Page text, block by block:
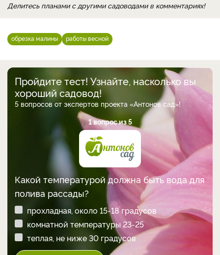
Делитесь планами с другими садоводами в комментариях!
обрезка малины работы весной
Пройдите тест! Узнайте, насколько вы
хороший садовод!
5 вопросов от экспертов проекта «Антонов сад»!
1 вопрос из 5
Какой температурой должна быть вода для
полива рассады?
прохладная, около 15-18 градусов
комнатной температуры 23-25
теплая, не ниже 30 градусов